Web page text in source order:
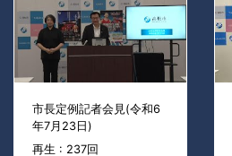
市長定例記者会見(令和6
年7月23日)
再生 : 237回